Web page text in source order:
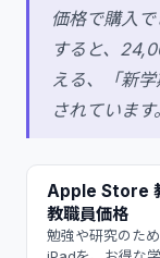
価格で購入
すると、
える、「新
されています。
Apple Store
教職員価格
勉強や研究のた